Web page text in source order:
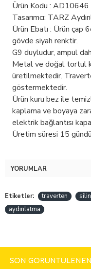
Ürün Kodu : AD10646
Tasarımcı: TARZ
Ürün Ebatı : Ürün çap
gövde siyah renktir.
G9 duyludur, ampul
Metal ve doğal tortul
üretilmektedir.
göstermektedir.
Ürün kuru bez ile
kaplama ve boyaya
elektrik bağlantısı
Üretim süresi 15
YORUMLAR
Etiketler: traverten
aydınlatma
SON GÖRÜNTÜLENEN